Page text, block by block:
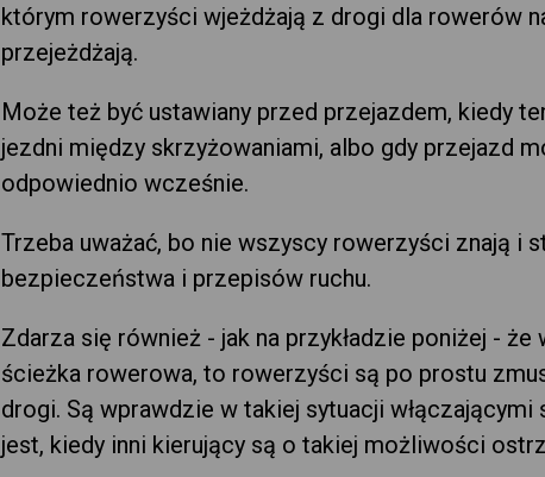
którym rowerzyści wjeżdżają z drogi dla rowerów
przejeżdżają.
Może też być ustawiany przed przejazdem, kiedy
jezdni między skrzyżowaniami, albo gdy przejazd
odpowiednio wcześnie.
Trzeba uważać, bo nie wszyscy rowerzyści znają i
bezpieczeństwa i przepisów ruchu.
Zdarza się również - jak na przykładzie poniżej -
ścieżka rowerowa, to rowerzyści są po prostu
drogi. Są wprawdzie w takiej sytuacji włączającymi
jest, kiedy inni kierujący są o takiej możliwości